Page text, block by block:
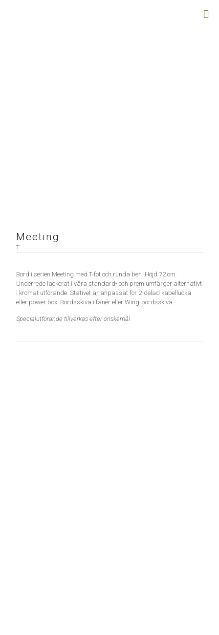
Meeting
T
Bord i serien Meeting med T-fot och runda ben. Höjd 72 cm.
Underrede lackerat i våra standard- och premiumfärger alternativt
i kromat utförande. Stativet är anpassat för 2-delad kabellucka
eller power box. Bordsskiva i fanér eller Wing-bordsskiva.
Specialutförande tillverkas efter önskemål.